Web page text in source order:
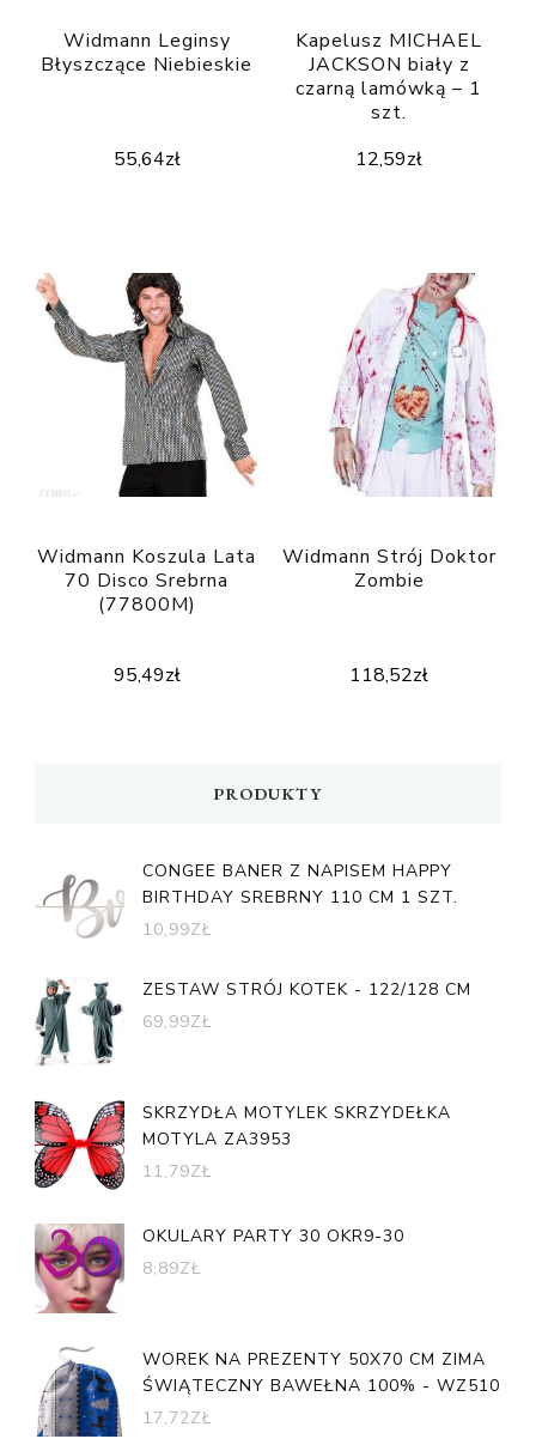
Widmann Leginsy
Błyszczące Niebieskie
55,64zł
Kapelusz MICHAEL
JACKSON biały z
czarną lamówką – 1
szt.
12,59zł
Widmann Koszula Lata
70 Disco Srebrna
(77800M)
95,49zł
Widmann Strój Doktor
Zombie
118,52zł
PRODUKTY
CONGEE BANER Z NAPISEM HAPPY
BIRTHDAY SREBRNY 110 CM 1 SZT.
10,99ZŁ
ZESTAW STRÓJ KOTEK - 122/128 CM
69,99ZŁ
SKRZYDŁA MOTYLEK SKRZYDEŁKA
MOTYLA ZA3953
11,79ZŁ
OKULARY PARTY 30 OKR9-30
8,89ZŁ
WOREK NA PREZENTY 50X70 CM ZIMA
ŚWIĄTECZNY BAWEŁNA 100% - WZ510
17,72ZŁ